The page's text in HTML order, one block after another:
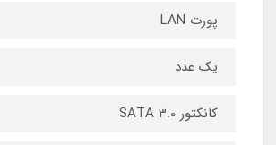
پورت LAN
یک عدد
کانکتور SATA 3.0